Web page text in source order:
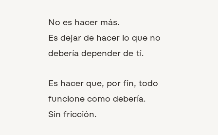
No es hacer más.
Es dejar de hacer lo que no
debería depender de ti.
Es hacer que, por fin, todo
funcione como debería.
Sin fricción.